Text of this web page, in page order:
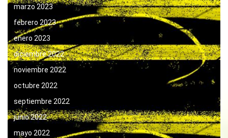
marzo 2023
febrero 2023
enero 2023
diciembre 2022
noviembre 2022
octubre 2022
septiembre 2022
junio 2022
mayo 2022